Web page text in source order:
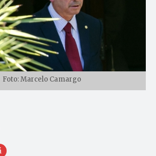
Foto: Marcelo Camargo